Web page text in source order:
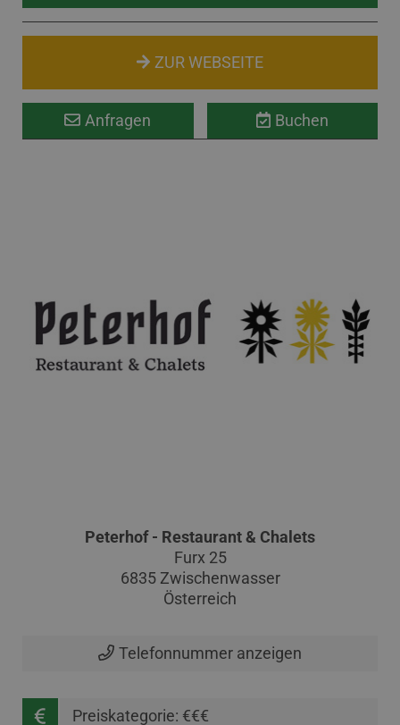
ZUR WEBSEITE
Anfragen Buchen
Peterhof - Restaurant & Chalets
Furx 25
6835 Zwischenwasser
Österreich
Telefonnummer anzeigen
Preiskategorie: €€€